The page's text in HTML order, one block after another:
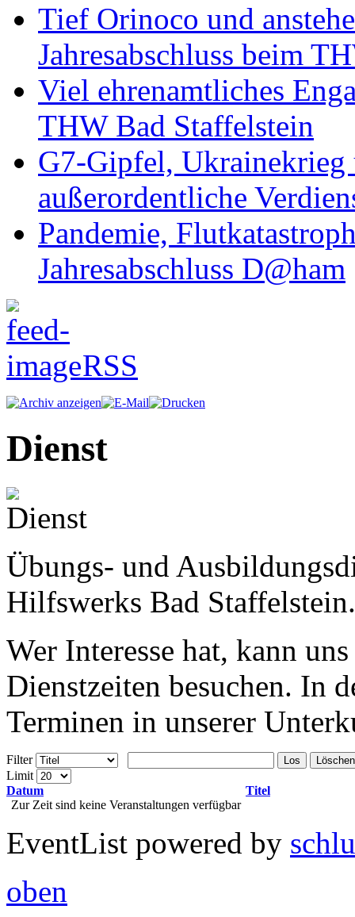
Tief Orinoco und
Jahresabschluss beim
Viel ehrenamtliches
THW Bad Staffelstein
G7-Gipfel, Ukrainekrieg
außerordentliche
Pandemie,
Jahresabschluss D@ham
RSS
Dienst
Übungs- und
Hilfswerks Bad Staffelstein.
Wer Interesse hat, kann
Dienstzeiten besuchen. In
Terminen in unserer
Filter Los Löschen
Limit
Datum
Titel
Zur Zeit sind keine Veranstaltungen verfügbar
EventList powered by
oben